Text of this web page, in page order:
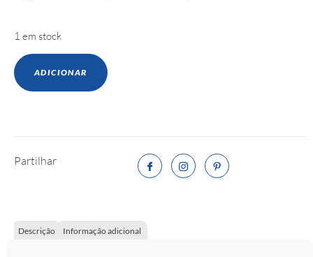
1 em stock
ADICIONAR
Partilhar
Descrição Informação adicional